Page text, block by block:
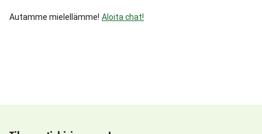
Autamme mielellämme! Aloita chat!